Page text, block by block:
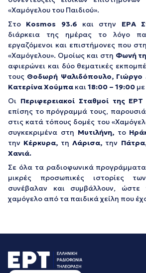
«Χαμόγελου του Παιδιού».
Στο Κosmos 93.6 και στην ΕΡΑ
διάρκεια της ημέρας το λόγο
εργαζόμενοι και επιστήμονες που
«Χαμόγελου». Ομοίως και στη Φωνή
αφιερώνει και δύο θεματικές
τους Θοδωρή Ψαλιδόπουλο, Γιώργο
Κατερίνα Χούμπα και18:00 – 19:00
Οι Περιφερειακοί Σταθμοί της ΕΡΤ
επίσης το πρόγραμμά τους,
στις κατά τόπους δομές του
συγκεκριμένα στη Μυτιλήνη, το
την Κέρκυρα, τη Λάρισα, την
Χανιά.
Σε όλα τα ραδιοφωνικά
μικρές προσωπικές ιστορίες
συνέβαλαν και συμβάλλουν,
χαμόγελο από τα παιδικά χείλη που